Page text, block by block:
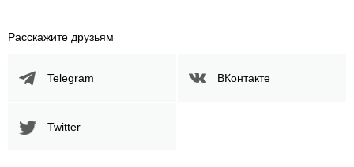
Расскажите друзьям
Telegram ВКонтакте
Twitter